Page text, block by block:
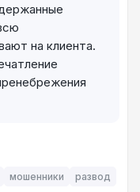
на клиента.
мошенники
развод